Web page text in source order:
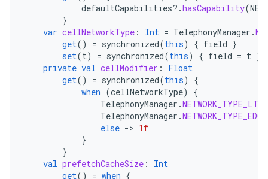
defaultCapabilities?.hasCapability(
}
var cellNetworkType : Int = TelephonyManager .
get() = synchronized(this) { field }
set(t) = synchronized(this) { field = t }
private val cellModifier :
Float
get() = synchronized(this)
{
when (cellNetworkType)
{
TelephonyManager .NETWORK_TYPE_LTE
TelephonyManager .NETWORK_TYPE_EDGE
else -> 1f
}
}
val prefetchCacheSize :
Int
get() = when {